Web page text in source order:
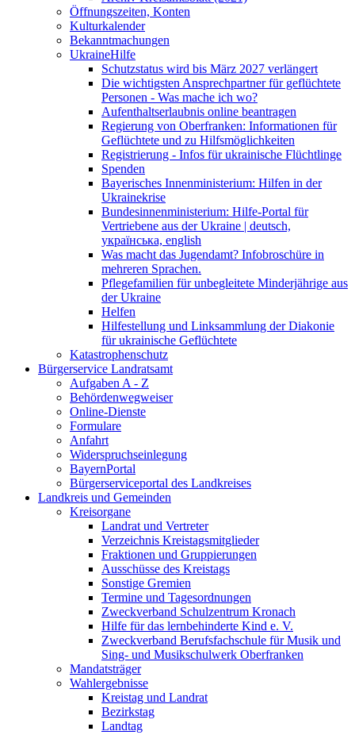
Öffnungszeiten, Konten
Kulturkalender
Bekanntmachungen
UkraineHilfe
Schutzstatus wird bis März 2027 verlängert
Die wichtigsten Ansprechpartner für geflüchtete
Personen - Was mache ich wo?
Aufenthaltserlaubnis online beantragen
Regierung von Oberfranken: Informationen für
Geflüchtete und zu Hilfsmöglichkeiten
Registrierung - Infos für ukrainische Flüchtlinge
Spenden
Bayerisches Innenministerium: Hilfen in der
Ukrainekrise
Bundesinnenministerium: Hilfe-Portal für
Vertriebene aus der Ukraine | deutsch,
українська, english
Was macht das Jugendamt? Infobroschüre in
mehreren Sprachen.
Pflegefamilien für unbegleitete Minderjährige aus
der Ukraine
Helfen
Hilfestellung und Linksammlung der Diakonie
für ukrainische Geflüchtete
Katastrophenschutz
Bürgerservice Landratsamt
Aufgaben A - Z
Behördenwegweiser
Online-Dienste
Formulare
Anfahrt
Widerspruchseinlegung
BayernPortal
Bürgerserviceportal des Landkreises
Landkreis und Gemeinden
Kreisorgane
Landrat und Vertreter
Verzeichnis Kreistagsmitglieder
Fraktionen und Gruppierungen
Ausschüsse des Kreistags
Sonstige Gremien
Termine und Tagesordnungen
Zweckverband Schulzentrum Kronach
Hilfe für das lernbehinderte Kind e. V.
Zweckverband Berufsfachschule für Musik und
Sing- und Musikschulwerk Oberfranken
Mandatsträger
Wahlergebnisse
Kreistag und Landrat
Bezirkstag
Landtag